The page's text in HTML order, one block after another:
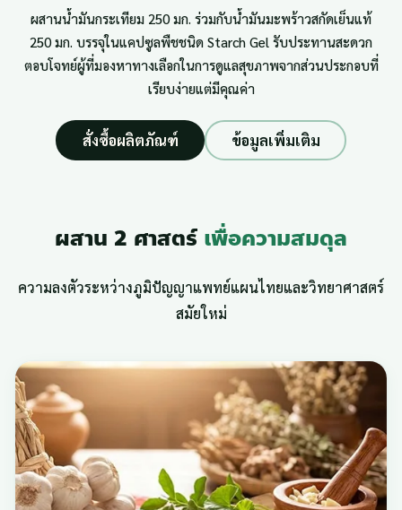
ผสานน้ำมันกระเทียม 250 มก. ร่วมกับน้ำมันมะพร้าวสกัดเย็นแท้
250 มก. บรรจุในแคปซูลพืชชนิด Starch Gel รับประทานสะดวก
ตอบโจทย์ผู้ที่มองหาทางเลือกในการดูแลสุขภาพจากส่วนประกอบที่
เรียบง่ายแต่มีคุณค่า
สั่งซื้อผลิตภัณฑ์ ข้อมูลเพิ่มเติม
ผสาน 2 ศาสตร์ เพื่อความสมดุล
ความลงตัวระหว่างภูมิปัญญาแพทย์แผนไทยและวิทยาศาสตร์
สมัยใหม่